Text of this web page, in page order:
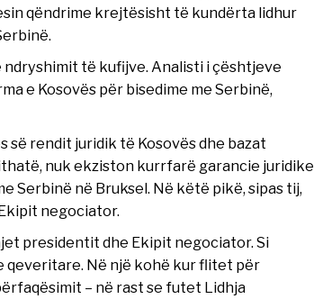
qëndrime krejtësisht të kundërta lidhur
të kufijve. Analisti i çështjeve
e Kosovës për bisedime me Serbinë,
rendit juridik të Kosovës dhe bazat
nuk ekziston kurrfarë garancie juridike
Serbinë në Bruksel. Në këtë pikë, sipas tij,
negociator.
presidentit dhe Ekipit negociator. Si
qeveritare. Në një kohë kur flitet për
– në rast se futet Lidhja